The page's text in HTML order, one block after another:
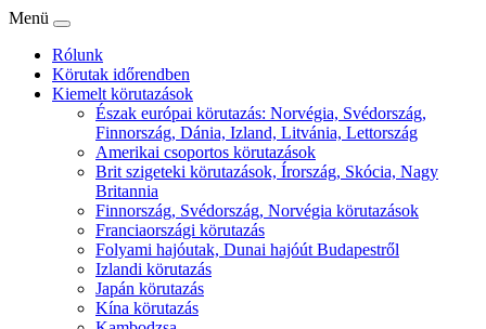
Menü
Rólunk
Körutak időrendben
Kiemelt körutazások
Észak európai körutazás: Norvégia, Svédország,
Finnország, Dánia, Izland, Litvánia, Lettország
Amerikai csoportos körutazások
Brit szigeteki körutazások, Írország, Skócia, Nagy
Britannia
Finnország, Svédország, Norvégia körutazások
Franciaországi körutazás
Folyami hajóutak, Dunai hajóút Budapestről
Izlandi körutazás
Japán körutazás
Kína körutazás